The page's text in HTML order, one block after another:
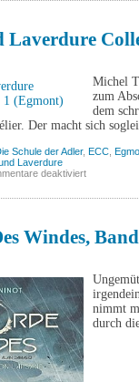
Laverdure
Michel
zum
dem
Der macht sich
Schule der Adler, ECC
Laverdure
deaktiviertfür
(Egmont)
Windes,
nimmt
durch